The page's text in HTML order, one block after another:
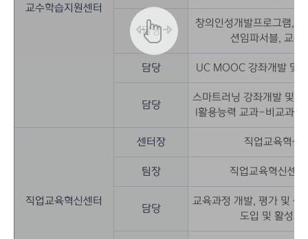
교수학습지원센터
담당
창의인성개발프로그램,
션임파서블, 교직
담당 UC MOOC 강좌개발 및
담당
스마트러닝 강좌개발 및
I활용능력 교과-비교과
직업교육혁신센터
센터장 직업교육혁신
팀장 직업교육혁신센
담당
교육과정 개발, 평가 및 품
도입 및 활성화